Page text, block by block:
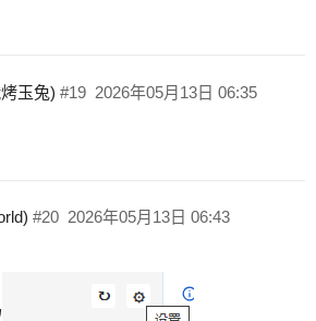
玉兔) 2026年05月13日 06:35
#19
2026年05月13日 06:43
#20